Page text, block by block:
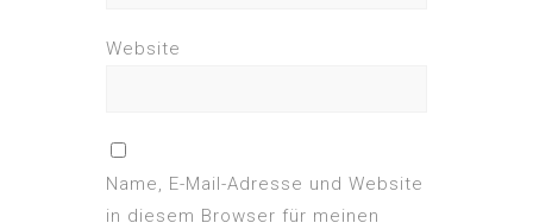
Website
Name, E-Mail-Adresse und Website
in diesem Browser für meinen